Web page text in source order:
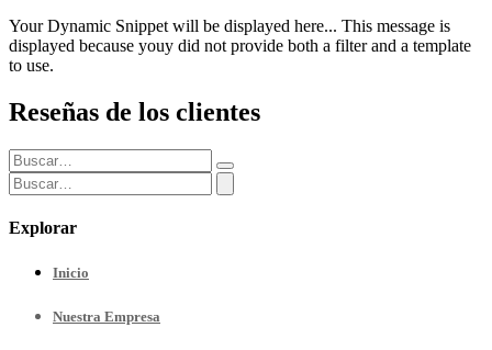
Your Dynamic Snippet will be displayed here... This message is
displayed because youy did not provide both a filter and a template
to use.
Reseñas de los clientes
Explorar
Inicio
Nuestra Empresa